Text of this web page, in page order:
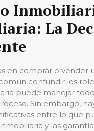
La
en comprar o vender
confundir los
puede manejar
Sin embargo,
entre lo que
y las